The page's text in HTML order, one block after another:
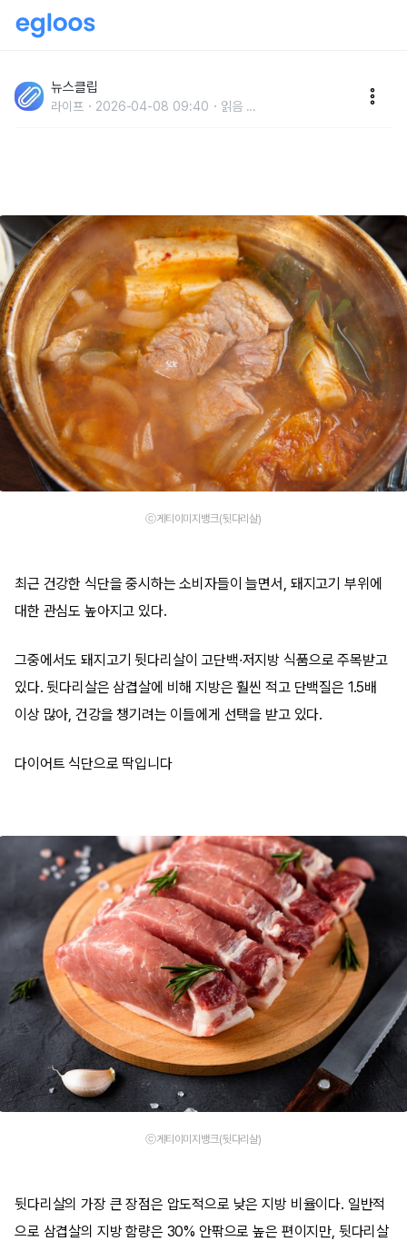
다 지방은 훨씬 적은데, 단백질은 많은 '돼지 부위'
뉴스클립
라이프 2026-04-08 09:40 읽음 ...
ⓒ게티이미지뱅크(뒷다리살)
최근 건강한 식단을 중시하는 소비자들이 늘면서, 돼지고기 부위에
대한 관심도 높아지고 있다.
그중에서도 돼지고기 뒷다리살이 고단백·저지방 식품으로 주목받고
있다. 뒷다리살은 삼겹살에 비해 지방은 훨씬 적고 단백질은 1.5배
이상 많아, 건강을 챙기려는 이들에게 선택을 받고 있다.
다이어트 식단으로 딱입니다
ⓒ게티이미지뱅크(뒷다리살)
뒷다리살의 가장 큰 장점은 압도적으로 낮은 지방 비율이다. 일반적
으로 삼겹살의 지방 함량은 30% 안팎으로 높은 편이지만, 뒷다리살